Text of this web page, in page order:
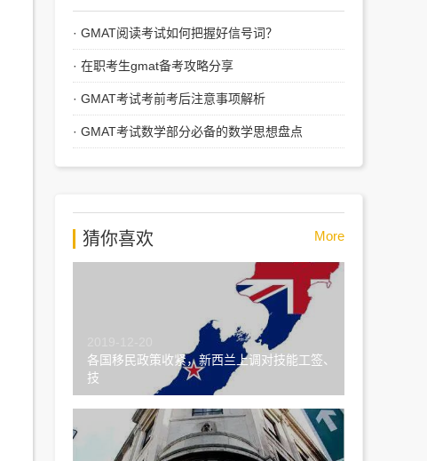
· GMAT阅读考试如何把握好信号词？
· 在职考生gmat备考攻略分享
· GMAT考试考前考后注意事项解析
· GMAT考试数学部分必备的数学思想盘点
猜你喜欢 More
各国移民政策收紧，新西兰上调对技能工签、
技